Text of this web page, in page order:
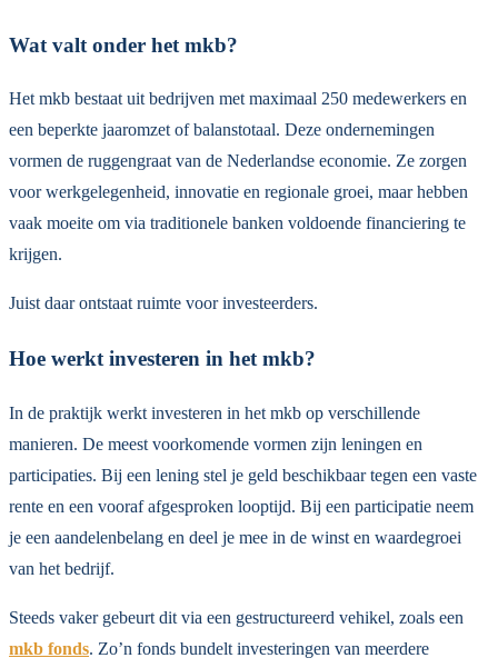
Wat valt onder het mkb?
Het mkb bestaat uit bedrijven met maximaal 250 medewerkers en
een beperkte jaaromzet of balanstotaal. Deze ondernemingen
vormen de ruggengraat van de Nederlandse economie. Ze zorgen
voor werkgelegenheid, innovatie en regionale groei, maar hebben
vaak moeite om via traditionele banken voldoende financiering te
krijgen.
Juist daar ontstaat ruimte voor investeerders.
Hoe werkt investeren in het mkb?
In de praktijk werkt investeren in het mkb op verschillende
manieren. De meest voorkomende vormen zijn leningen en
participaties. Bij een lening stel je geld beschikbaar tegen een vaste
rente en een vooraf afgesproken looptijd. Bij een participatie neem
je een aandelenbelang en deel je mee in de winst en waardegroei
van het bedrijf.
Steeds vaker gebeurt dit via een gestructureerd vehikel, zoals een
mkb fonds. Zo’n fonds bundelt investeringen van meerdere